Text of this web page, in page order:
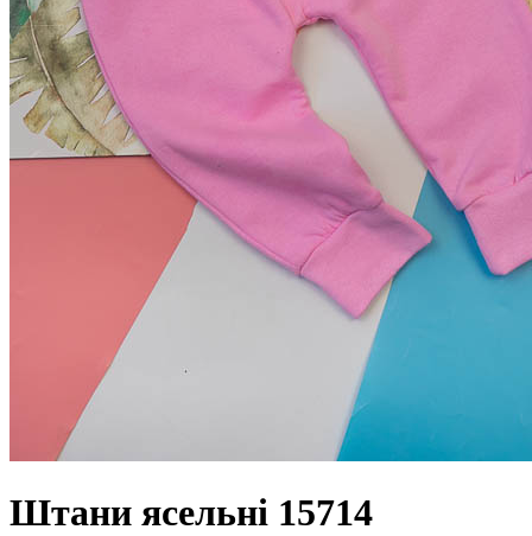
Штани ясельні 15714